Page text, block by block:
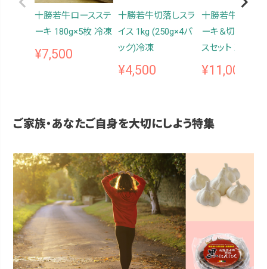
十勝若牛ロースステ
ーキ 180g×5枚 冷凍
¥7,500
十勝若牛切落しスラ
イス 1kg (250g×4パ
ック)冷凍
¥4,500
十勝若牛ロース
ーキ＆切落しス
スセット 冷凍
¥11,000
ご家族・あなたご自身を大切にしよう特集